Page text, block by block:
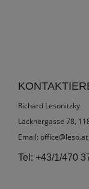
Richard Lesonitzky
Lacknergasse 78,
Email: office@leso.at
Tel: +43/1/470